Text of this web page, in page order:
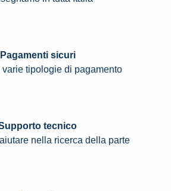
Pagamenti sicuri
varie tipologie di pagamento
tecnico
nella ricerca della parte